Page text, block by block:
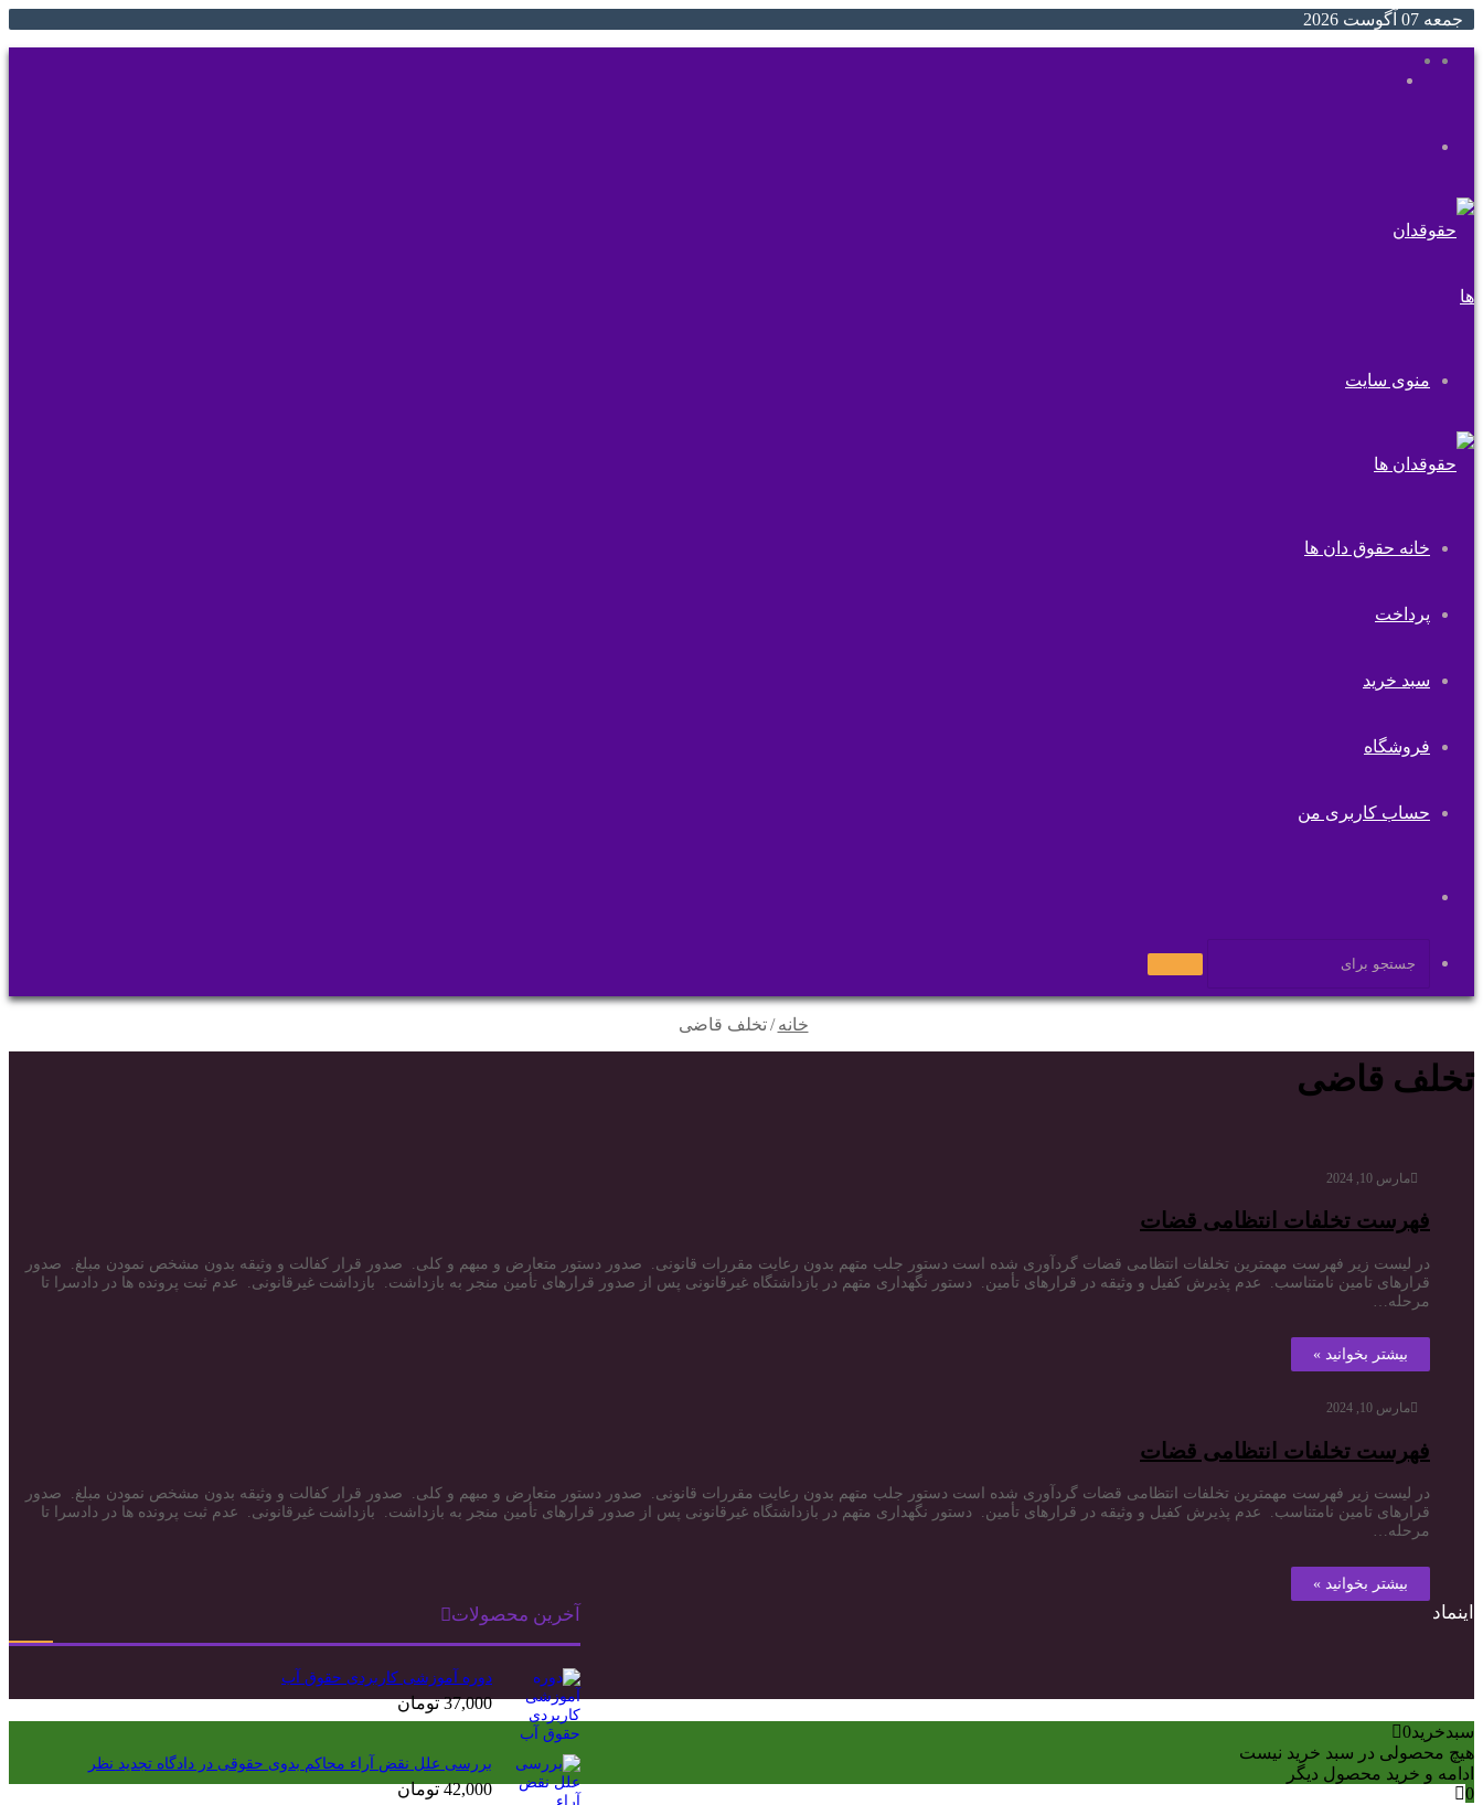
جمعه 07 آگوست 2026
منوی سایت
خانه حقوق دان ها
پرداخت
سبد خرید
فروشگاه
حساب کاربری من
پوسته
جستجو
برای
خانه / تخلف قاضی
تخلف قاضی
مارس 10, 2024
فهرست تخلفات انتظامی قضات
در لیست زیر فهرست مهمترین تخلفات انتظامی قضات گردآوری شده است دستور جلب متهم بدون رعایت مقررات قانونی. صدور دستور متعارض و مبهم و کلی. صدور قرار کفالت و وثیقه بدون مشخص نمودن مبلغ. صدور
قرارهای تامین نامتناسب. عدم پذیرش کفیل و وثیقه در قرارهای تأمین. دستور نگهداری متهم در بازداشتگاه غیرقانونی پس از صدور قرارهای تأمین منجر به بازداشت. بازداشت غیرقانونی. عدم ثبت پرونده ها در دادسرا تا
مرحله…
بیشتر بخوانید »
مارس 10, 2024
فهرست تخلفات انتظامی قضات
در لیست زیر فهرست مهمترین تخلفات انتظامی قضات گردآوری شده است دستور جلب متهم بدون رعایت مقررات قانونی. صدور دستور متعارض و مبهم و کلی. صدور قرار کفالت و وثیقه بدون مشخص نمودن مبلغ. صدور
قرارهای تامین نامتناسب. عدم پذیرش کفیل و وثیقه در قرارهای تأمین. دستور نگهداری متهم در بازداشتگاه غیرقانونی پس از صدور قرارهای تأمین منجر به بازداشت. بازداشت غیرقانونی. عدم ثبت پرونده ها در دادسرا تا
مرحله…
بیشتر بخوانید »
آخرین محصولات
دوره آموزشی کاربردی حقوق آب
37,000 تومان
بررسی علل نقض آراء محاکم بدوی حقوقی در دادگاه تجدید نظر
42,000 تومان
اینماد
سبدخرید0
هیچ محصولی در سبد خرید نیست
ادامه و خرید محصول دیگر
0